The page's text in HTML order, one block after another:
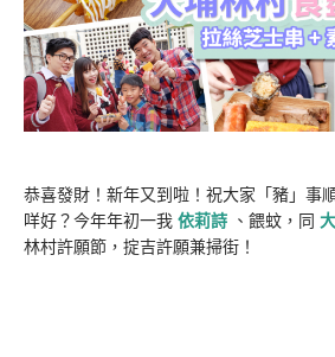
恭喜發財！新年又到啦！祝大家「豬」事
咩好？今年年初一我 依莉詩 、餵蚊，同
林村許願節，掟吉許願兼掃街！